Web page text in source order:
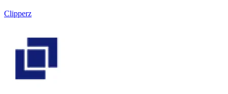
Clipperz